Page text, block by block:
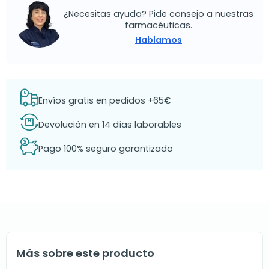
¿Necesitas ayuda? Pide consejo a nuestras
farmacéuticas.
Hablamos
Envíos gratis en pedidos +65€
Devolución en 14 días laborables
Pago 100% seguro garantizado
Más sobre este producto